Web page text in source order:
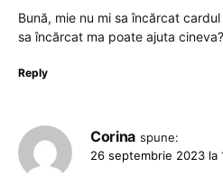
Bună, mie nu mi sa încărcat
sa încărcat ma poate ajuta
Reply
Corina spune:
26 septembrie 2023 la